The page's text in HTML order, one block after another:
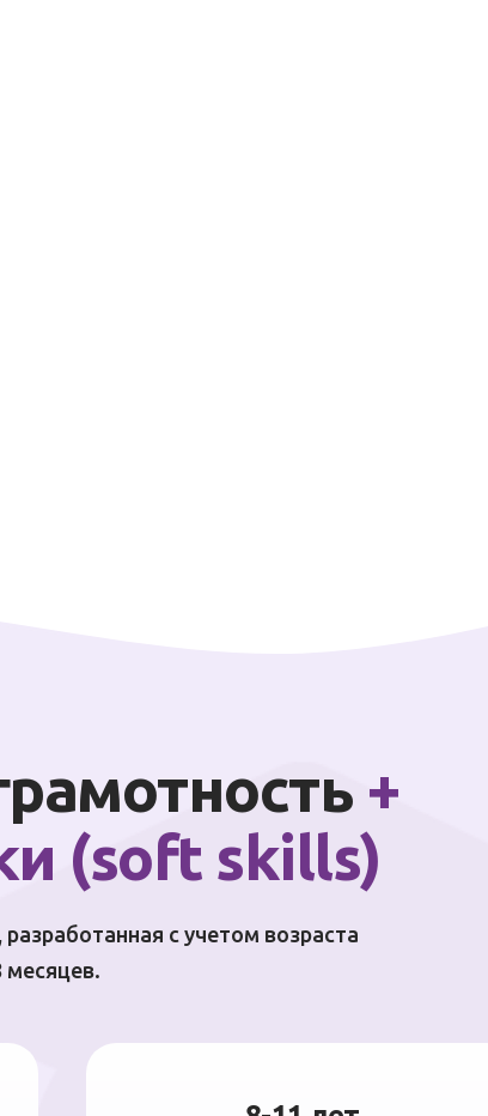
+
(soft skills)
с учетом возраста
месяцев.